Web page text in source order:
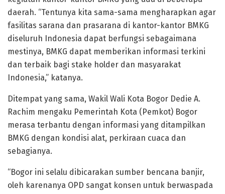
daerah. “Tentunya kita sama-sama mengharapkan agar
fasilitas sarana dan prasarana di kantor-kantor BMKG
diseluruh Indonesia dapat berfungsi sebagaimana
mestinya, BMKG dapat memberikan informasi terkini
dan terbaik bagi stake holder dan masyarakat
Indonesia,” katanya.
Ditempat yang sama, Wakil Wali Kota Bogor Dedie A.
Rachim mengaku Pemerintah Kota (Pemkot) Bogor
merasa terbantu dengan informasi yang ditampilkan
BMKG dengan kondisi alat, perkiraan cuaca dan
sebagianya.
“Bogor ini selalu dibicarakan sumber bencana banjir,
oleh karenanya OPD sangat konsen untuk berwaspada